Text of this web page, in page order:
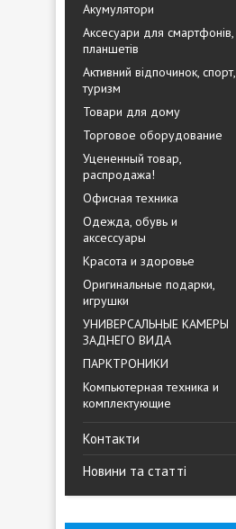
Акумулятори
Аксесуари для смартфонів,
планшетів
Активний відпочинок, спорт,
туризм
Товари для дому
Торговое оборудование
Уцененный товар,
распродажа!
Офисная техника
Одежда, обувь и
аксессуары
Красота и здоровье
Оригинальные подарки,
игрушки
УНИВЕРСАЛЬНЫЕ КАМЕРЫ
ЗАДНЕГО ВИДА
ПАРКТРОНИКИ
Компьютерная техника и
комплектующие
Контакти
Новини та статті